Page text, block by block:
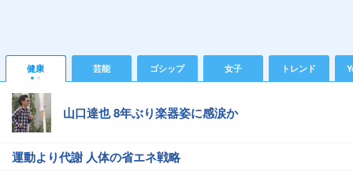
健康 芸能 ゴシップ 女子 トレンド
山口達也 8年ぶり楽器姿に感涙か
運動より代謝 人体の省エネ戦略